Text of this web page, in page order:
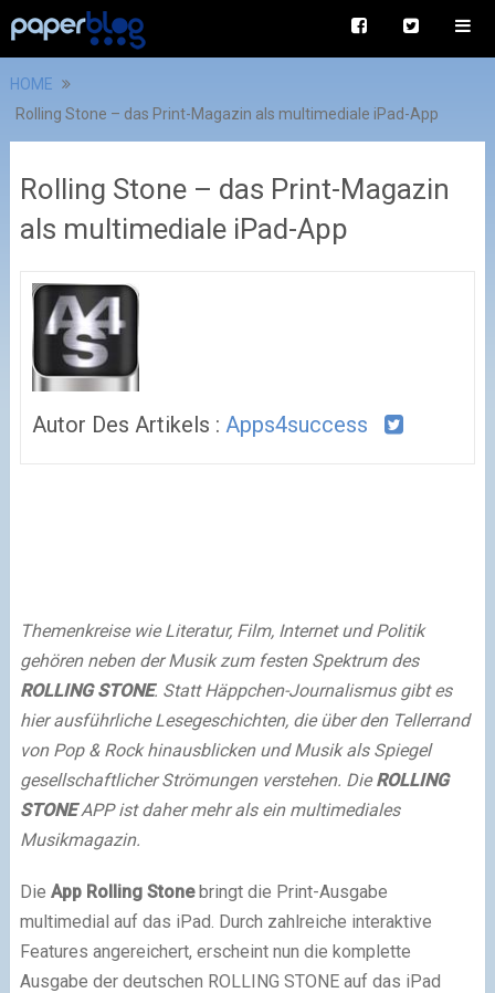
HOME
Rolling Stone – das Print-Magazin als multimediale iPad-App
Rolling Stone – das Print-Magazin
als multimediale iPad-App
Autor Des Artikels : Apps4success
Themenkreise wie Literatur, Film, Internet und Politik
gehören neben der Musik zum festen Spektrum des
ROLLING STONE. Statt Häppchen-Journalismus gibt es
hier ausführliche Lesegeschichten, die über den Tellerrand
von Pop & Rock hinausblicken und Musik als Spiegel
gesellschaftlicher Strömungen verstehen. DieROLLING
STONEAPP ist daher mehr als ein multimediales
Musikmagazin.
Die App Rolling Stonebringt die Print-Ausgabe
multimedial auf das iPad. Durch zahlreiche interaktive
Features angereichert, erscheint nun die komplette
Ausgabe der deutschen ROLLING STONE auf das iPad